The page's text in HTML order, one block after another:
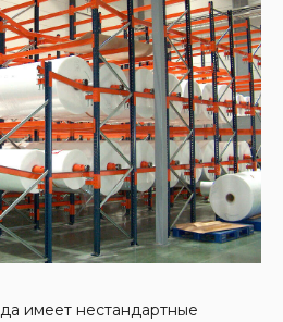
имеет нестандартные